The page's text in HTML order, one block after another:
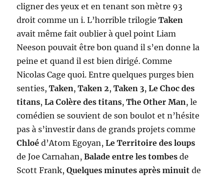
cligner des yeux et en tenant son mètre 93
droit comme un i. L’horrible trilogieTaken
avait même fait oublier à quel point Liam
Neeson pouvait être bon quand il s’en donne la
peine et quand il est bien dirigé. Comme
Nicolas Cage quoi. Entre quelques purges bien
senties,Taken,Taken 2,Taken 3,Le Choc des
titans,La Colère des titans,The Other Man, le
comédien se souvient de son boulot et n’hésite
pas à s’investir dans de grands projets comme
Chloé d’Atom Egoyan,Le Territoire des loups
de Joe Carnahan,Balade entre les tombes de
Scott Frank,Quelques minutes après minuit de